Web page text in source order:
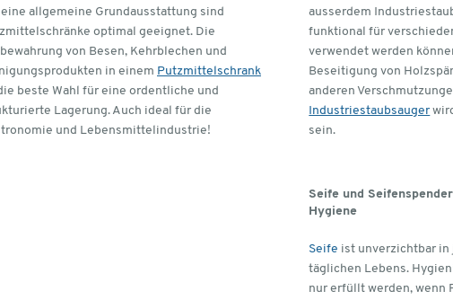
eine allgemeine Grundausstattung sind
optimal geeignet. Die
von Besen, Kehrblechen und
in einem Putzmittelschrank
beste Wahl für eine ordentliche und
Lagerung. Auch ideal für die
und Lebensmittelindustrie!
ausserdem
funktional für
verwendet werden
Beseitigung von
anderen
Industriestaubsauger
sein.
Seife und
Hygiene
Seife ist unverzichtbar in
täglichen Lebens.
nur erfüllt werden, wenn